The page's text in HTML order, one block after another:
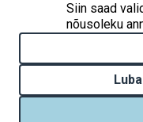
Siin saad
nõusoleku